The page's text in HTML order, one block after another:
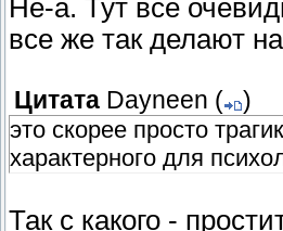
Не-а. Тут все
все же так делают
Цитата Dayneen (
)
это скорее просто
характерного для
Так с какого -